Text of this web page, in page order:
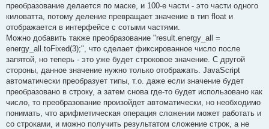
преобразование делается по маске, и 100-е части - это части одного
киловатта, потому деление превращает значение в тип float и
отображается в интерфейсе с сотыми частями.
Можно добавить также преобразование "result.energy_all =
energy_all.toFixed(3);", что сделает фиксированное число после
запятой, но теперь - это уже будет строковое значение. С другой
стороны, данное значение нужно только отображать. JavaScript
автоматически преобразует типы, т.о. даже если значение будет
преобразовано в строку, а затем снова где-то будет использовано как
число, то преобразование произойдет автоматически, но необходимо
понимать, что арифметическая операция сложении может работать и
со строками, и можно получить результатом сложение строк, а не